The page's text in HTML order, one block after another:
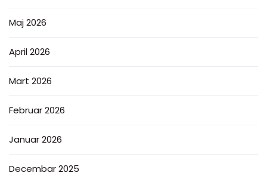
Maj 2026
April 2026
Mart 2026
Februar 2026
Januar 2026
Decembar 2025